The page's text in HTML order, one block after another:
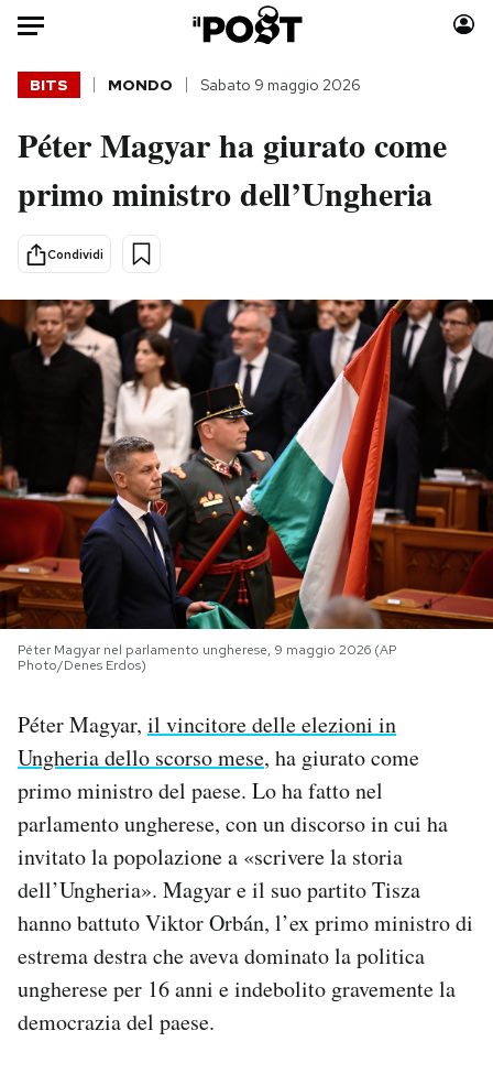
Auto
HOME
Politica
Tecnologia
Internet
Scienza
Cultura
Economia
Sport
Moda
Ok Boomer!
Media
Europa
Altrecose
Mondiali calcio 2026
PODCAST
NEWSLETTER
SHOP
CALENDARIO
AREA PERSONALE
Area Personale
Notifiche mobile
Regala il Post
BITS MONDO Sabato 9 maggio 2026
Péter Magyar ha giurato come
primo ministro dell’Ungheria
Condividi
Péter Magyar nel parlamento ungherese, 9 maggio 2026 (AP
Photo/Denes Erdos)
Péter Magyar, il vincitore delle elezioni in
Ungheria dello scorso mese, ha giurato come
primo ministro del paese. Lo ha fatto nel
parlamento ungherese, con un discorso in cui ha
invitato la popolazione a «scrivere la storia
dell’Ungheria». Magyar e il suo partito Tisza
hanno battuto Viktor Orbán, l’ex primo ministro di
estrema destra che aveva dominato la politica
ungherese per 16 anni e indebolito gravemente la
democrazia del paese.